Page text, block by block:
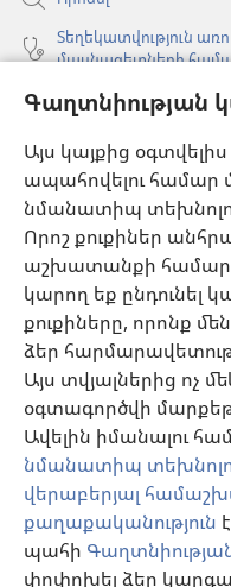
Գաղտնիության
Այս կայքից
ապահովելու համար
նմանատիպ
Որոշ քուքիներ
աշխատանքի համար և
կարող եք ընդունել
քուքիները, որոնք
ձեր
Այս տվյալներից ոչ
օգտագործվի
Ավելին իմանալու
նմանատիպ
վերաբերյալ
քաղաքականություն
պահի
փոփոխել ձեր
Տեղեկատվություն
մասնագետների
Գլոբալ
Օգնություն
Նվիրատվություններ
(բացվում
է
նոր
պատուհան)
Դիտարանի ՕՆԼԱՅՆ
(բացվում
է
նոր
պատուհան)
JW Hub
(բացվում
է
նոր
պատուհան)
JW Library® հավելված
Watchtower Library
Copyright © 2026 Watch
ՕԳՏԱԳՈՐԾՄԱՆ